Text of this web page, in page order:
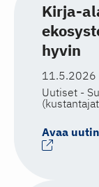
Kirja-
hyvin
11.5.2026
Uutiset -
Avaa